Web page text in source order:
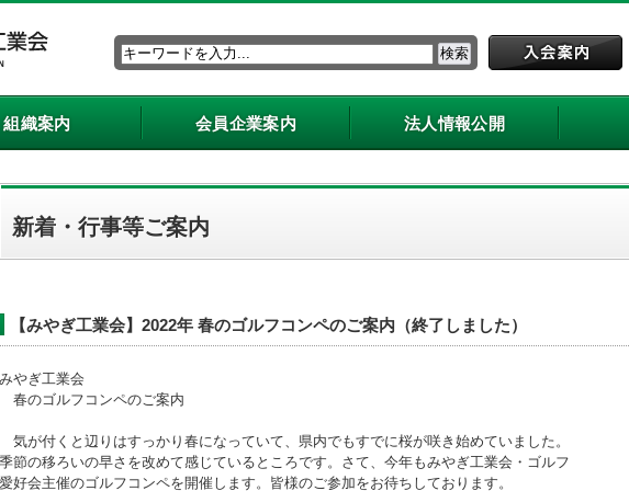
組織案内 会員企業案内 法人情報公開
新着・行事等ご案内
【みやぎ工業会】2022年 春のゴルフコンペのご案内（終了しました）
みやぎ工業会
春のゴルフコンペのご案内
気が付くと辺りはすっかり春になっていて、県内でもすでに桜が咲き始めていました。
季節の移ろいの早さを改めて感じているところです。さて、今年もみやぎ工業会・ゴルフ
愛好会主催のゴルフコンペを開催します。皆様のご参加をお待ちしております。